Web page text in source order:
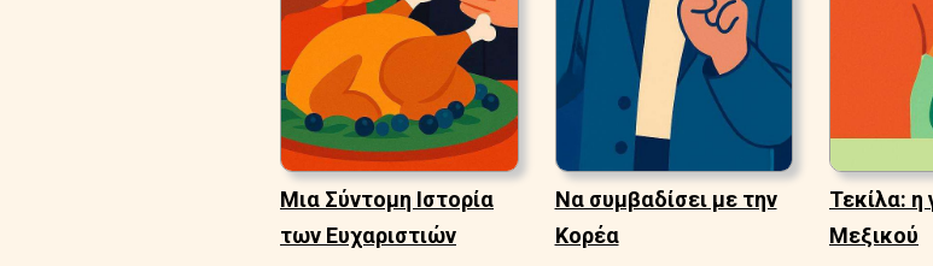
Μια Σύντομη Ιστορία
των Ευχαριστιών
Να συμβαδίσει με την
Κορέα
Τεκίλα: η
Μεξικού